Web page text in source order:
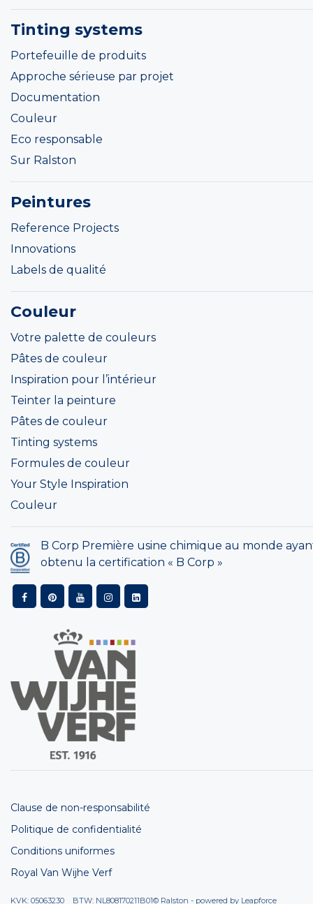
Tinting systems
Portefeuille de produits
Approche sérieuse par projet
Documentation
Couleur
Eco responsable
Sur Ralston
Peintures
Reference Projects
Innovations
Labels de qualité
Couleur
Votre palette de couleurs
Pâtes de couleur
Inspiration pour l’intérieur
Teinter la peinture
Pâtes de couleur
Tinting systems
Formules de couleur
Your Style Inspiration
Couleur
B Corp Première usine chimique au monde
obtenu la certification « B Corp »
Clause de non-responsabilité
Politique de confidentialité
Conditions uniformes
Royal Van Wijhe Verf
KVK: 05063230 BTW: NL808170211B01© Ralston - powered by Leapforce